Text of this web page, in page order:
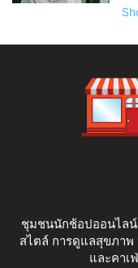
ชุมชนนักช้อปออนไลน์
สไตล์ การดูแลสุขภาพ
และคาเ